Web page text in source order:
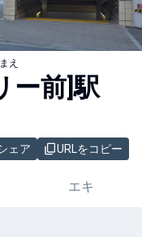
え
ー前]駅
ェア URLをコピー
エキ